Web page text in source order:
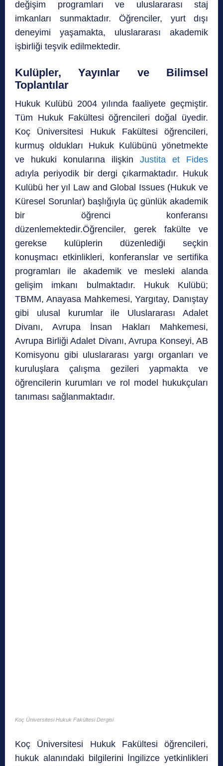
değişim programları ve uluslararası staj
imkanları sunmaktadır. Öğrenciler, yurt dışı
deneyimi yaşamakta, uluslararası akademik
işbirliği teşvik edilmektedir.
Kulüpler, Yayınlar ve Bilimsel
Toplantılar
Hukuk Kulübü 2004 yılında faaliyete geçmiştir.
Tüm Hukuk Fakültesi öğrencileri doğal üyedir.
Koç Üniversitesi Hukuk Fakültesi öğrencileri,
kurmuş oldukları Hukuk Kulübünü yönetmekte
ve hukuki konularına ilişkin Justita et Fides
adıyla periyodik bir dergi çıkarmaktadır. Hukuk
Kulübü her yıl Law and Global Issues (Hukuk ve
Küresel Sorunlar) başlığıyla üç günlük akademik
bir öğrenci konferansı
düzenlemektedir.Öğrenciler, gerek fakülte ve
gerekse kulüplerin düzenlediği seçkin
konuşmacı etkinlikleri, konferanslar ve sertifika
programları ile akademik ve mesleki alanda
gelişim imkanı bulmaktadır. Hukuk Kulübü;
TBMM, Anayasa Mahkemesi, Yargıtay, Danıştay
gibi ulusal kurumlar ile Uluslararası Adalet
Divanı, Avrupa İnsan Hakları Mahkemesi,
Avrupa Birliği Adalet Divanı, Avrupa Konseyi, AB
Komisyonu gibi uluslararası yargı organları ve
kuruluşlara çalışma gezileri yapmakta ve
öğrencilerin kurumları ve rol model hukukçuları
tanıması sağlanmaktadır.
Koç Üniversitesi Hukuk Fakültesi Dergisi
Koç Üniversitesi Hukuk Fakültesi öğrencileri,
hukuk alanındaki bilgilerini İngilizce yetkinlikleri